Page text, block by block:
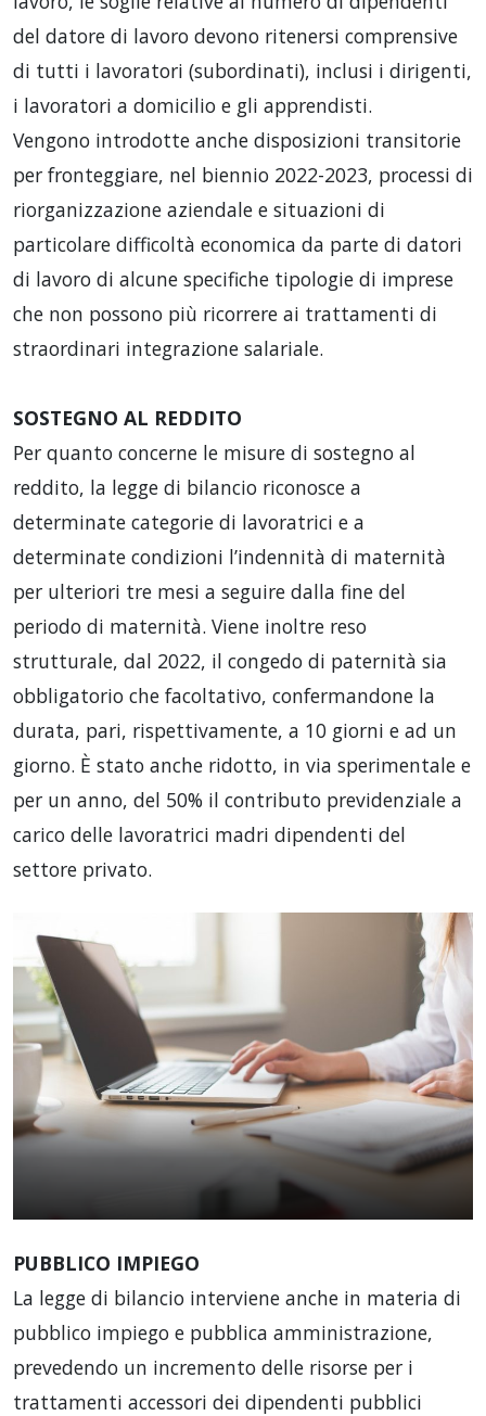
del datore di lavoro devono ritenersi comprensive
di tutti i lavoratori (subordinati), inclusi i dirigenti,
i lavoratori a domicilio e gli apprendisti.
Vengono introdotte anche disposizioni transitorie
per fronteggiare, nel biennio 2022-2023, processi di
riorganizzazione aziendale e situazioni di
particolare difficoltà economica da parte di datori
di lavoro di alcune specifiche tipologie di imprese
che non possono più ricorrere ai trattamenti di
straordinari integrazione salariale.
SOSTEGNO AL REDDITO
Per quanto concerne le misure di sostegno al
reddito, la legge di bilancio riconosce a
determinate categorie di lavoratrici e a
determinate condizioni l’indennità di maternità
per ulteriori tre mesi a seguire dalla fine del
periodo di maternità. Viene inoltre reso
strutturale, dal 2022, il congedo di paternità sia
obbligatorio che facoltativo, confermandone la
durata, pari, rispettivamente, a 10 giorni e ad un
giorno. È stato anche ridotto, in via sperimentale e
per un anno, del 50% il contributo previdenziale a
carico delle lavoratrici madri dipendenti del
settore privato.
PUBBLICO IMPIEGO
La legge di bilancio interviene anche in materia di
pubblico impiego e pubblica amministrazione,
prevedendo un incremento delle risorse per i
trattamenti accessori dei dipendenti pubblici